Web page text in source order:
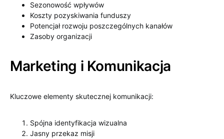
Sezonowość wpływów
Koszty pozyskiwania funduszy
Potencjał rozwoju poszczególnych kanałów
Zasoby organizacji
Marketing i Komunikacja
Kluczowe elementy skutecznej komunikacji:
Spójna identyfikacja wizualna
Jasny przekaz misji